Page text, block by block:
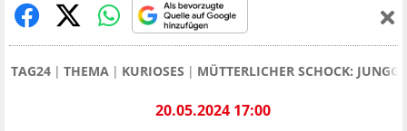
TAG24 THEMA KURIOSES MÜTTERLICHER SCHOCK:
20.05.2024 17:00